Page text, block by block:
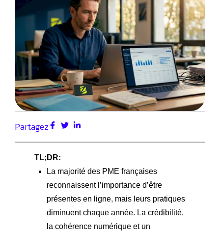
Partagez
TL;DR:
La majorité des PME françaises
reconnaissent l’importance d’être
présentes en ligne, mais leurs pratiques
diminuent chaque année. La crédibilité,
la cohérence numérique et un